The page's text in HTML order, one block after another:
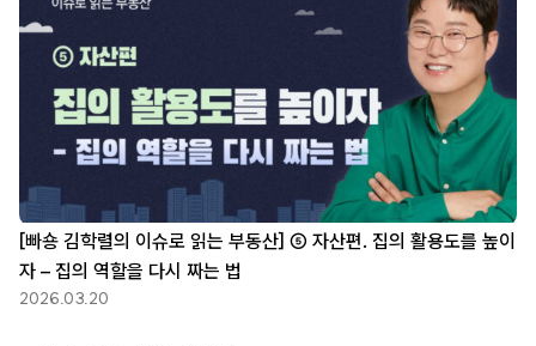
[빠숑 김학렬의 이슈로 읽는 부동산] ⑤ 자산편. 집의 활용도를 높이
자 – 집의 역할을 다시 짜는 법
2026.03.20